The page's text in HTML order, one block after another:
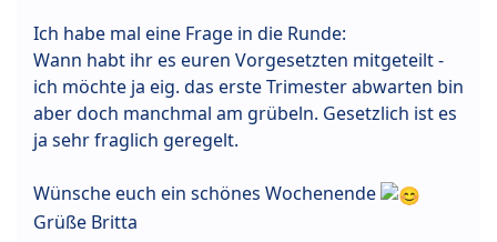
Ich habe mal eine Frage in die Runde:
Wann habt ihr es euren Vorgesetzten mitgeteilt -
ich möchte ja eig. das erste Trimester abwarten bin
aber doch manchmal am grübeln. Gesetzlich ist es
ja sehr fraglich geregelt.
Wünsche euch ein schönes Wochenende
Grüße Britta